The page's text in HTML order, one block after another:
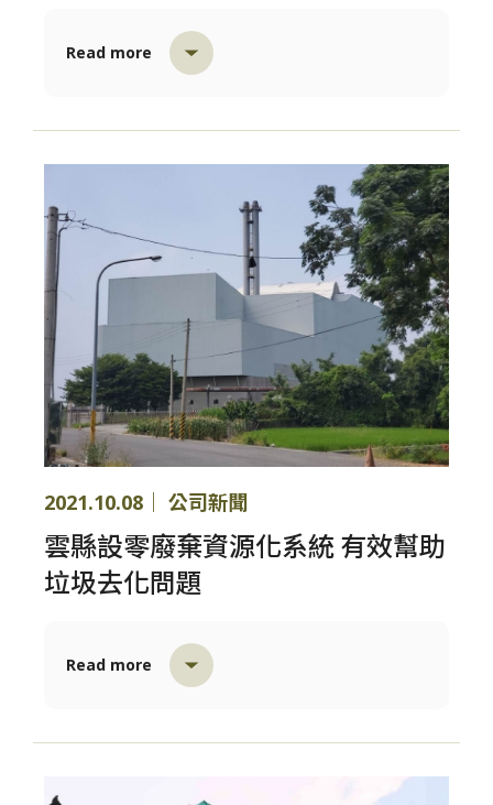
Read more
2021.10.08｜ 公司新聞
雲縣設零廢棄資源化系統 有效幫助
垃圾去化問題
Read more